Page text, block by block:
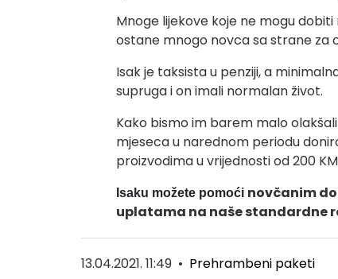
Mnoge lijekove koje ne mogu
ostane mnogo novca sa strane za
Isak je taksista u penziji, a
supruga i on imali normalan život.
Kako bismo im barem malo
mjeseca u narednom periodu
proizvodima u vrijednosti od 200
Isaku možete pomoći novčanim
uplatama na naše standardne
13.04.2021. 11:49 • Prehrambeni paketi